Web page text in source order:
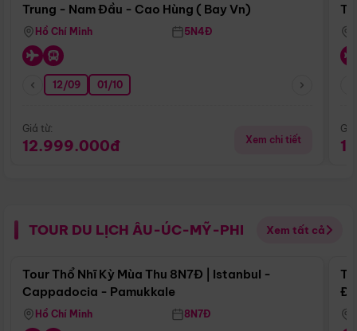
Trung - Nam Đầu - Cao Hùng ( Bay Vn)
Hồ Chí Minh 5N4Đ
12/09 01/10
Giá từ:
12.999.000đ Xem chi tiết
TOUR DU LỊCH ÂU-ÚC-MỸ-PHI Xem tất cả
Điểm nổi bật
Tour Thổ Nhĩ Kỳ Mùa Thu 8N7Đ | Istanbul -
Cappadocia - Pamukkale
Hồ Chí Minh 8N7Đ